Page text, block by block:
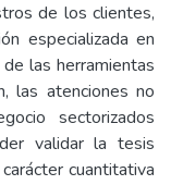
de los clientes,
especializada en
las herramientas
las atenciones no
sectorizados
validar la tesis
cuantitativa